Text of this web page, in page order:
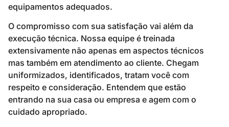
equipamentos adequados.
O compromisso com sua satisfação vai além da
execução técnica. Nossa equipe é treinada
extensivamente não apenas em aspectos técnicos
mas também em atendimento ao cliente. Chegam
uniformizados, identificados, tratam você com
respeito e consideração. Entendem que estão
entrando na sua casa ou empresa e agem com o
cuidado apropriado.